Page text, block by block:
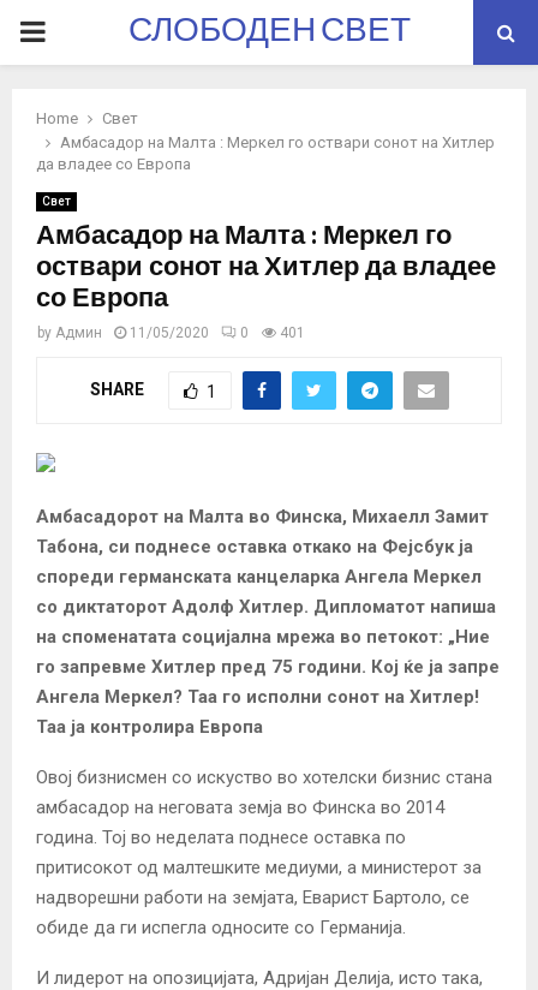
PRIMARYСЛОБОДЕН СВЕТ
Home
Свет
Амбасадор на Малта : Меркел го оствари сонот на Хитлер
да владее со Европа
Свет
Амбасадор на Малта : Меркел го
оствари сонот на Хитлер да владее
со Европа
by Админ 11/05/2020 0 401
SHARE 1
Амбасадорот на Малта во Финска, Михаелл Замит
Табона, си поднесе оставка откако на Фејсбук ја
спореди германската канцеларка Ангела Меркел
со диктаторот Адолф Хитлер. Дипломатот напиша
на споменатата социјална мрежа во петокот: „Ние
го запревме Хитлер пред 75 години. Кој ќе ја запре
Ангела Меркел? Таа го исполни сонот на Хитлер!
Таа ја контролира Европа
Овој бизнисмен со искуство во хотелски бизнис стана
амбасадор на неговата земја во Финска во 2014
година. Тој во неделата поднесе оставка по
притисокот од малтешките медиуми, а министерот за
надворешни работи на земјата, Еварист Бартоло, се
обиде да ги испегла односите со Германија.
И лидерот на опозицијата, Адријан Делија, исто така,